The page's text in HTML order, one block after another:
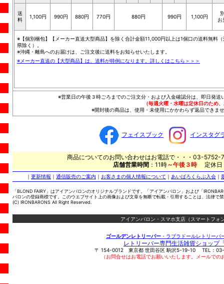
送
料
1,100円 990円 880円 770円 880円 990円 1,100円
お
※【個別梱包】【メーカー直送大型商品】を除く合計金額11,000円以上は1個口の送料無料（
県除く）。
※沖縄・離島へのお届けは、ご注文後に送料をお知らせいたします。
※メーカー直送の【大型商品】は、送料が特例になります。詳しくはこちら＞＞＞
※営業日の午後３時ごろまでのご注文分・および入金確認分は、即日発
（毎週火曜・水曜は定休日のため
※開封後の商品は、使用・未使用にかかわらず返品できま
フェイスブック インスタグ
商品についてのお問い合わせはお電話で・・・03-5752-
店舗営業時間 ：11時～午後３時 定休
｜ 更新情報 ｜ 通信販売のご案内 ｜ お客さまの個人情報について ｜ あいばろくらぶ入会 ｜
「BLOND FAIRY」はアイアンバロンのオリジナルブランドです。「アイアンバロン」および「
バロンの登録商標です。このウエブサイト上の画像および文章を無断で転載・引用することは、法律で
(C) IRONBARONS All Right Reserved.
アイアンバロン・スマホ支店（スマートフォ
ゴールデンレトリーバー ・ラブラドールレトリー
レトリーバー専門生活雑貨ショップ
〒 154-0012 東京都 世田谷区 駒沢5-19-10 TEL：
（お問合せはお電話でお願いいたします。メールで